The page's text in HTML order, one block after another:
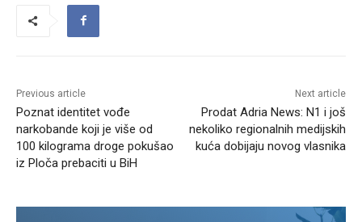
Previous article
Poznat identitet vođe
narkobande koji je više od
100 kilograma droge pokušao
iz Ploča prebaciti u BiH
Next article
Prodat Adria News: N1 i još
nekoliko regionalnih medijskih
kuća dobijaju novog vlasnika